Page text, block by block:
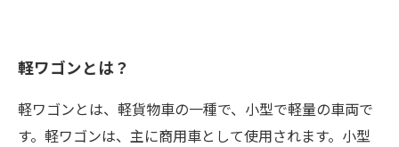
軽ワゴンとは？
軽ワゴンとは、軽貨物車の一種で、小型で軽量の車両で
す。軽ワゴンは、主に商用車として使用されます。小型